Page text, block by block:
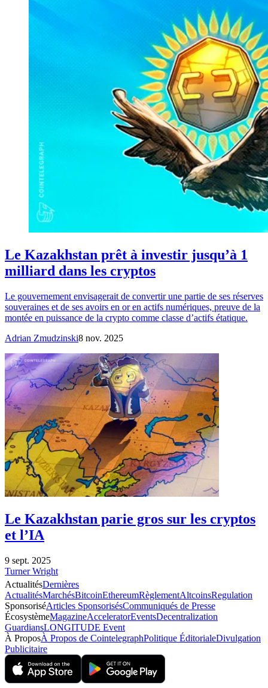
Le Kazakhstan prêt à investir jusqu’à 1
milliard dans les cryptos
Le gouvernement envisagerait de convertir une partie de ses réserves
souveraines et de ses avoirs en or en actifs numériques, preuve de la
montée en puissance de la crypto comme classe d’actifs étatique.
Adrian Zmudzinski8 nov. 2025
Le Kazakhstan parie gros sur les cryptos
et l’IA
9 sept. 2025
Turner Wright
ActualitésDernières
ActualitésMarchésBitcoinEthereumRèglementAltcoinsRegulation
SponsoriséArticles SponsorisésCommuniqués de Presse
ÉcosystèmeMagazineAcceleratorEventsDecentralization
GuardiansLONGITUDE Event
À ProposÀ Propos de CointelegraphPolitique ÉditorialeDivulgation
Publicitaire